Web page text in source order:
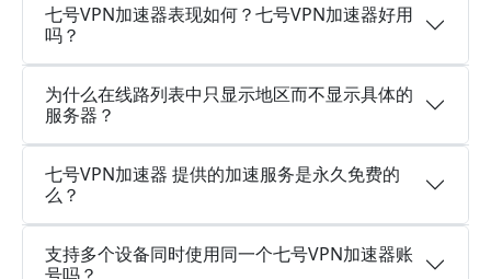
七号VPN加速器表现如何？七号VPN加速器好用
吗？
为什么在线路列表中只显示地区而不显示具体的
服务器？
七号VPN加速器 提供的加速服务是永久免费的
么？
支持多个设备同时使用同一个七号VPN加速器账
号吗？